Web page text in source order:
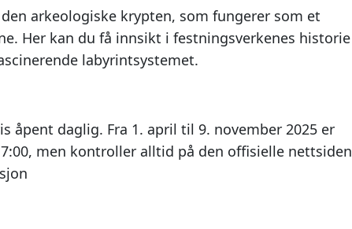
arkeologiske krypten, som fungerer som et
Her kan du få innsikt i festningsverkenes historie
labyrintsystemet.
åpent daglig. Fra 1. april til 9. november 2025 er
men kontroller alltid på den offisielle nettsiden